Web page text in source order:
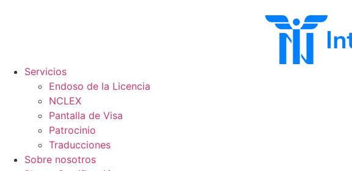
Servicios
Endoso de la Licencia
NCLEX
Pantalla de Visa
Patrocinio
Traducciones
Sobre nosotros